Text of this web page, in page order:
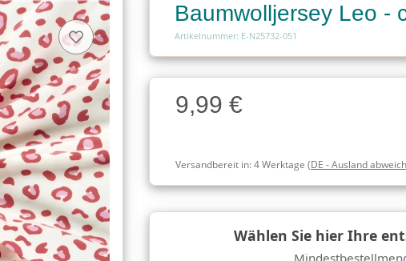
Baumwolljersey Leo -
Artikelnummer: E-N25732-051
Charge
Charge9,99 €
Versandbereit in:4 Werktage (DE - Ausland
Wählen Sie hier Ihre